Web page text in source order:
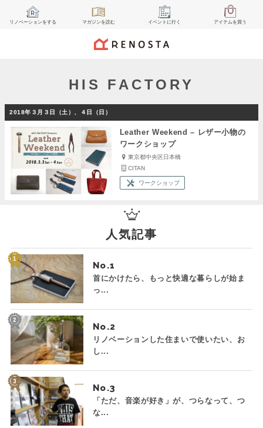
リノベーションをする マガジンを読む イベント に行く アイテムを買う
HIS FACTORY
2018年３月３日（土）、４日（日）
Leather Weekend – レザー小物の
ワークショップ
東京都中央区日本橋
CITAN
ワークショップ
人気記事
No.
首にかけたら、もっと快適な暮らしが始ま
っ...
No.
リノベーションした住まいで使いたい、お
し...
No.
「ただ、音楽が好き」が、つらなって、つ
な...